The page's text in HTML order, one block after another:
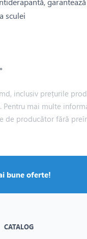
sculei
inclusiv prețurile
Pentru mai multe
de producător fără
bune oferte!
CATALOG